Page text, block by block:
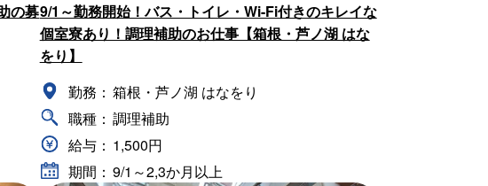
の募9/1～勤務開始！バス・トイレ・Wi-Fi付きのキレイな
個室寮あり！調理補助のお仕事【箱根・芦ノ湖 はな
をり】
勤務： 箱根・芦ノ湖 はなをり
職種： 調理補助
給与： 1,500円
期間： 9/1～2,3か月以上